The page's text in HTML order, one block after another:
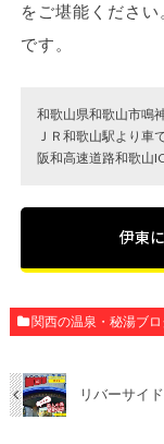
をご堪能くださ
です。
和歌山県和歌山市鳴
ＪＲ和歌山駅より車
阪和高速道路和歌山
伊東
関西の温泉・秘湯ブ
リバーサイ